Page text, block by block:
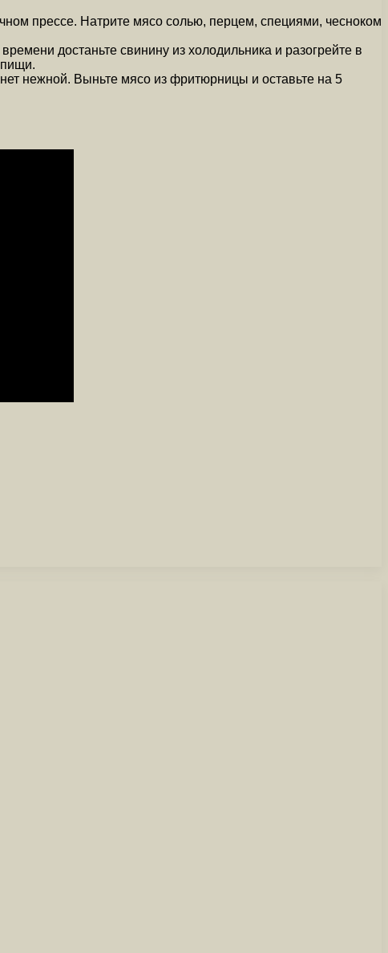
прессе. Натрите мясо солью, перцем, специями, чесноком
достаньте свинину из холодильника и разогрейте в
пищи.
нежной. Выньте мясо из фритюрницы и оставьте на 5